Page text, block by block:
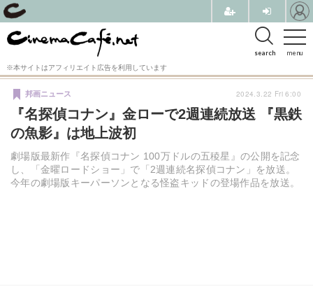
menu
search
※本サイトはアフィリエイト広告を利用しています
『名探偵コナン』金ローで2週連続放送 『黒鉄
の魚影』は地上波初
劇場版最新作『名探偵コナン 100万ドルの五稜星』の公開を記念
し、「金曜ロードショー」で「2週連続名探偵コナン」を放送。
今年の劇場版キーパーソンとなる怪盗キッドの登場作品を放送。
邦画ニュース 2024.3.22 Fri 6:00